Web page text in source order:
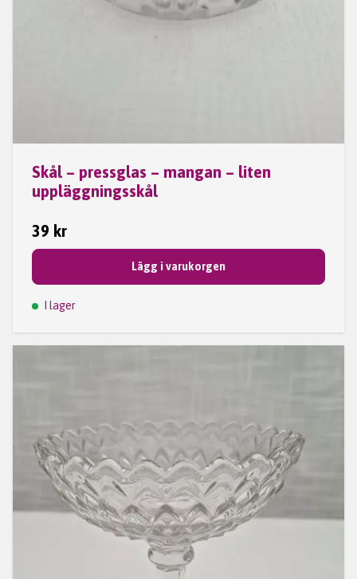
Skål – pressglas – mangan – liten
uppläggningsskål
39 kr
Lägg i varukorgen
I lager